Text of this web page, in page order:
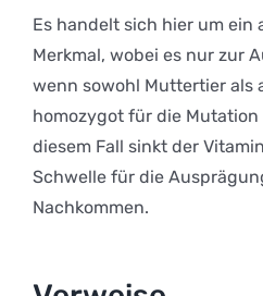
Es handelt sich hier um ein
Merkmal, wobei es nur zur
wenn sowohl Muttertier als
homozygot für die Mutation
diesem Fall sinkt der
Schwelle für die
Nachkommen.